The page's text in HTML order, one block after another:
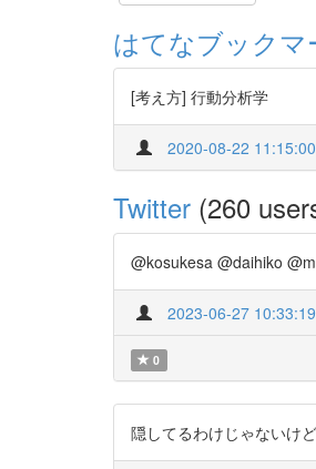
はてなブックマ
[考え方] 行動分析学
2020-08-22 11:15:00
Twitter (260
@kosukesa @daihiko
2023-06-27 10:33:19
0
隠してるわけじゃないけ